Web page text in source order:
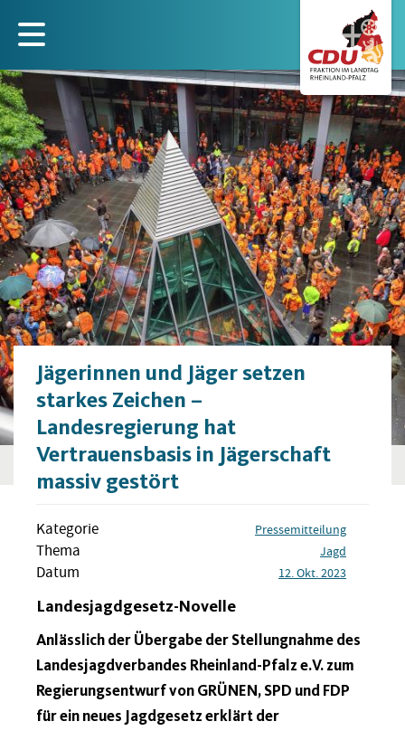
zum
Inhalt
Jägerinnen und Jäger setzen
starkes Zeichen –
Landesregierung hat
Vertrauensbasis in Jägerschaft
massiv gestört
Kategorie Pressemitteilung
Thema Jagd
Datum 12. Okt. 2023
Landesjagdgesetz-Novelle
Anlässlich der Übergabe der Stellungnahme des
Landesjagdverbandes Rheinland-Pfalz e.V. zum
Regierungsentwurf von GRÜNEN, SPD und FDP
für ein neues Jagdgesetz erklärt der